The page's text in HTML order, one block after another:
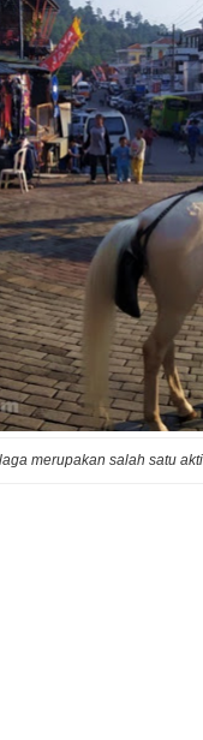
merupakan salah satu